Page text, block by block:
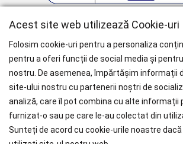
WHY CHOOSE PAÏSI
Branduri
Livrare Gratuităpentru Comenzile mai
Acest site web utilizează Cookie-uri
Folosim cookie-uri pentru a personaliza
pentru a oferi funcții de social media și
nostru. De asemenea, împărtășim informații
site-ului nostru cu partenerii noștri de
analiză, care îl pot combina cu alte informații
furnizat-o sau pe care le-au colectat din
Sunteți de acord cu cookie-urile noastre